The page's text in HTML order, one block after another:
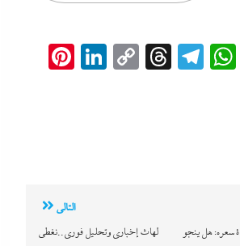
Twitter
WhatsApp
Telegram
Threads
Copy
سعره: هل ينجو
التالي
لهاث إخباري وتحليل فورى..نغطى